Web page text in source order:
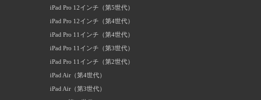
iPad Pro 12インチ（第5世代）
iPad Pro 12インチ（第4世代）
iPad Pro 11インチ（第4世代）
iPad Pro 11インチ（第3世代）
iPad Pro 11インチ（第2世代）
iPad Air（第4世代）
iPad Air（第3世代）